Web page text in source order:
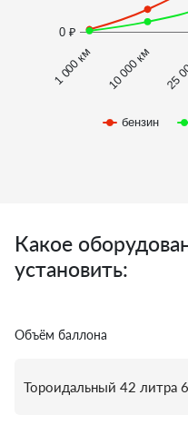
бензин
1 000 км 10 000 км 25
0 ₽
Какое
установить:
Объём баллона